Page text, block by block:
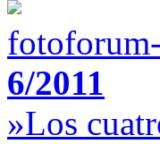
6/2011
»Los